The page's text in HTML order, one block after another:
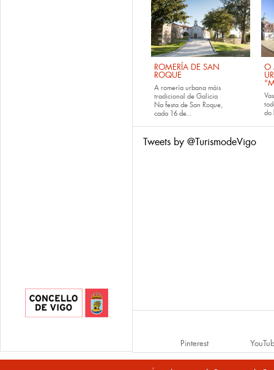
ROMERÍA DE SAN
ROQUE
A romería urbana máis
tradicional de Galicia
Na festa de San Roque,
cada 16 de...
O
do
Tweets by @TurismodeVigo
Pinterest